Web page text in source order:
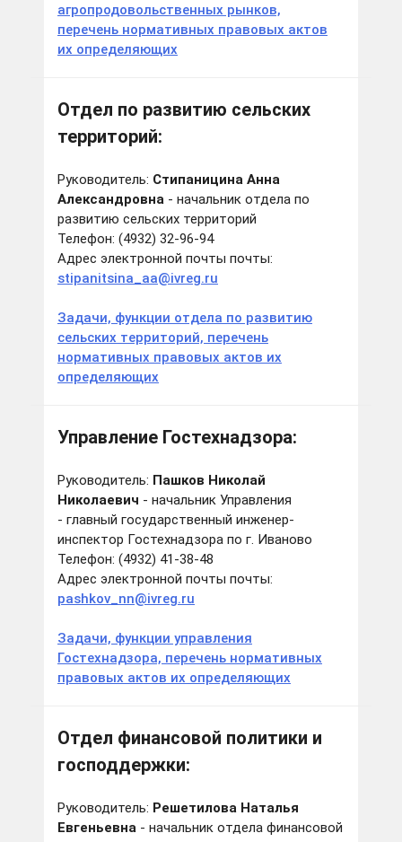
агропродовольственных рынков,
перечень нормативных правовых актов
их определяющих
Отдел по развитию сельских
территорий:
Руководитель: Стипаницина Анна
Александровна - начальник отдела по
развитию сельских территорий
Телефон: (4932) 32-96-94
Адрес электронной почты почты:
stipanitsina_aa@ivreg.ru
Задачи, функции отдела по развитию
сельских территорий, перечень
нормативных правовых актов их
определяющих
Управление Гостехнадзора:
Руководитель: Пашков Николай
Николаевич - начальник Управления
- главный государственный инженер-
инспектор Гостехнадзора по г. Иваново
Телефон: (4932) 41-38-48
Адрес электронной почты почты:
pashkov_nn@ivreg.ru
Задачи, функции управления
Гостехнадзора, перечень нормативных
правовых актов их определяющих
Отдел финансовой политики и
господдержки:
Руководитель: Решетилова Наталья
Евгеньевна - начальник отдела финансовой